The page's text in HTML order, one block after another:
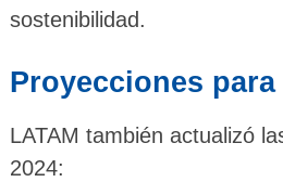
sostenibilidad.
Proyecciones para
LATAM también actualizó
2024: